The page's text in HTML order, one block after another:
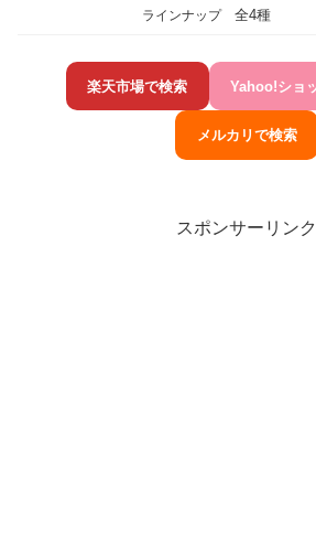
ラインナップ 全4種
楽天市場で検索 Yahoo!ショ
メルカリで検索
スポンサーリンク